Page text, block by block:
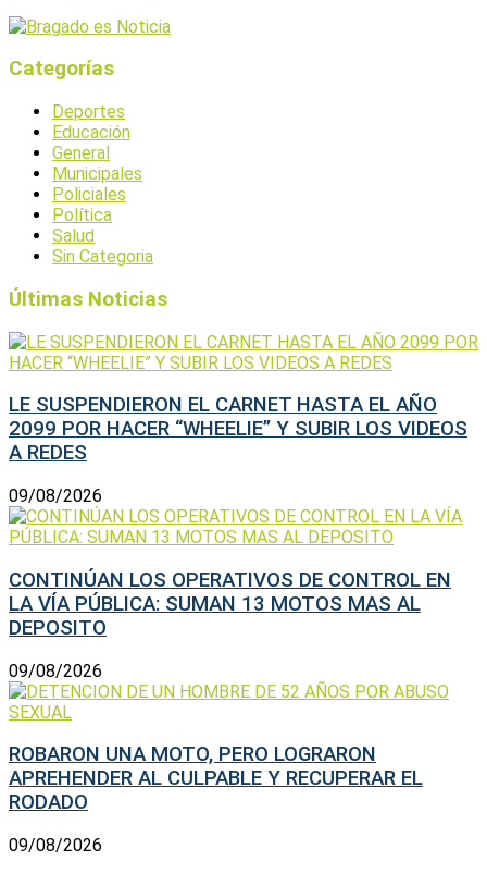
Categorías
Deportes
Educación
General
Municipales
Policiales
Política
Salud
Sin Categoria
Últimas Noticias
LE SUSPENDIERON EL CARNET HASTA EL AÑO
2099 POR HACER “WHEELIE” Y SUBIR LOS VIDEOS
A REDES
09/08/2026
CONTINÚAN LOS OPERATIVOS DE CONTROL EN
LA VÍA PÚBLICA: SUMAN 13 MOTOS MAS AL
DEPOSITO
09/08/2026
ROBARON UNA MOTO, PERO LOGRARON
APREHENDER AL CULPABLE Y RECUPERAR EL
RODADO
09/08/2026